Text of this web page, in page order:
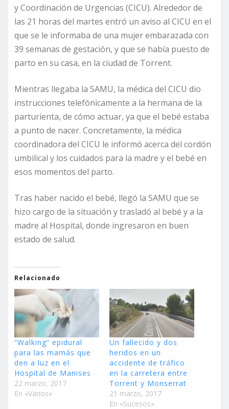
y Coordinación de Urgencias (CICU). Alrededor de
las 21 horas del martes entró un aviso al CICU en el
que se le informaba de una mujer embarazada con
39 semanas de gestación, y que se había puesto de
parto en su casa, en la ciudad de Torrent.
Mientras llegaba la SAMU, la médica del CICU dio
instrucciones telefónicamente a la hermana de la
parturienta, de cómo actuar, ya que el bebé estaba
a punto de nacer. Concretamente, la médica
coordinadora del CICU le informó acerca del cordón
umbilical y los cuidados para la madre y el bebé en
esos momentos del parto.
Tras haber nacido el bebé, llegó la SAMU que se
hizo cargo de la situación y trasladó al bebé y a la
madre al Hospital, donde ingresaron en buen
estado de salud.
Relacionado
“Walking” epidural
para las mamás que
den a luz en el
Hospital de Manises
22 marzo, 2017
En «Varios»
Un fallecido y dos
heridos en un
accidente de tráfico
en la carretera entre
Torrent y Monserrat
21 marzo, 2017
En «Sucesos»